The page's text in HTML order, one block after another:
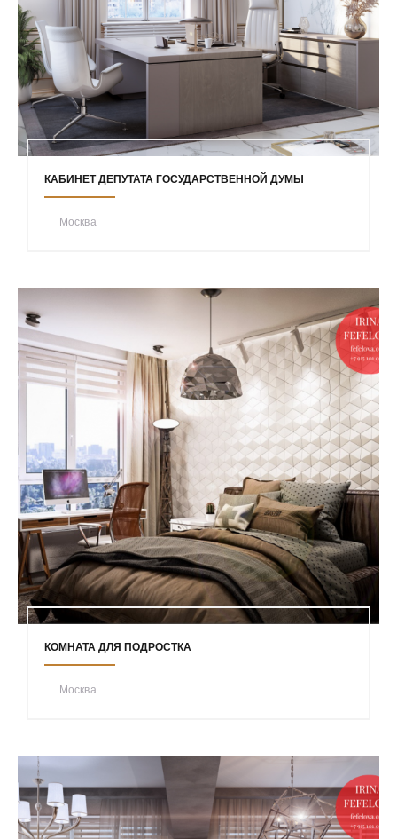
КАБИНЕТ ДЕПУТАТА ГОСУДАРСТВЕННОЙ ДУМЫ
Москва
КОМНАТА ДЛЯ ПОДРОСТКА
Москва